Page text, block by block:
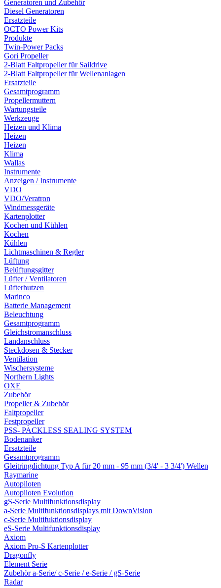
Generatoren und Zubehör
Diesel Generatoren
Ersatzteile
OCTO Power Kits
Produkte
Twin-Power Packs
Gori Propeller
2-Blatt Faltpropeller für Saildrive
2-Blatt Faltpropeller für Wellenanlagen
Ersatzteile
Gesamtprogramm
Propellermuttern
Wartungsteile
Werkzeuge
Heizen und Klima
Heizen
Heizen
Klima
Wallas
Instrumente
Anzeigen / Instrumente
VDO
VDO/Veratron
Windmessgeräte
Kartenplotter
Kochen und Kühlen
Kochen
Kühlen
Lichtmaschinen & Regler
Lüftung
Belüftungsgitter
Lüfter / Ventilatoren
Lüfterhutzen
Marinco
Batterie Management
Beleuchtung
Gesamtprogramm
Gleichstromanschluss
Landanschluss
Steckdosen & Stecker
Ventilation
Wischersysteme
Northern Lights
OXE
Zubehör
Propeller & Zubehör
Faltpropeller
Festpropeller
PSS- PACKLESS SEALING SYSTEM
Bodenanker
Ersatzteile
Gesamtprogramm
Gleitringdichtung Typ A für 20 mm - 95 mm (3/4' - 3 3/4') Wellen
Raymarine
Autopiloten
Autopiloten Evolution
gS-Serie Multifunktionsdisplay
a-Serie Multifunktionsdisplays mit DownVision
c-Serie Multifuktionsdisplay
eS-Serie Multifunktionsdisplay
Axiom
Axiom Pro-S Kartenplotter
Dragonfly
Element Serie
Zubehör a-Serie/ c-Serie / e-Serie / gS-Serie
Radar